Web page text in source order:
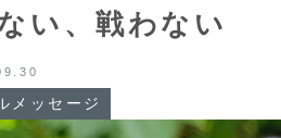
い、戦わない
メッセージ